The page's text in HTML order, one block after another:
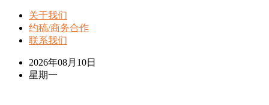
关于我们
约稿/商务合作
联系我们
2026年08月10日
星期一